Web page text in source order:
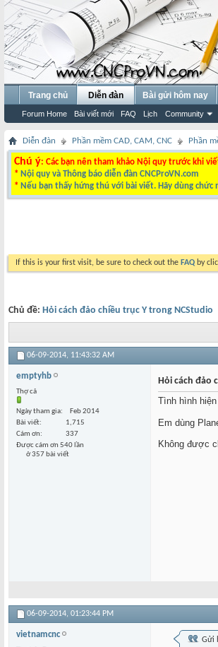
Trang chủ Diễn đàn
Forum Home Bài viết mới FAQ Lịch Community
Bài gửi hôm nay
Diễn đàn Phần mềm CAD, CAM, CNC Phần
Chú ý: Các bạn nên tham khảo Nội quy trước khi
* Nội quy và Thông báo diễn đàn CNCProVN.com
* Nếu bạn thấy hứng thú với bài viết. Hãy dùng chức
If this is your first visit, be sure to check out the FAQ by
Chủ đề: Hỏi cách đảo chiều trục Y trong NCStudio
06-09-2014, 11:43:32 AM
emptyhb
Thợ cả
Ngày tham gia
Feb 2014
Bài viết
1,715
Cám ơn
337
Được cám ơn 540 lần
ở 357 bài viết
Hỏi cách đảo
Tình hình
Em dùng
Không được
06-09-2014, 01:23:44 PM
vietnamcnc
Gửi